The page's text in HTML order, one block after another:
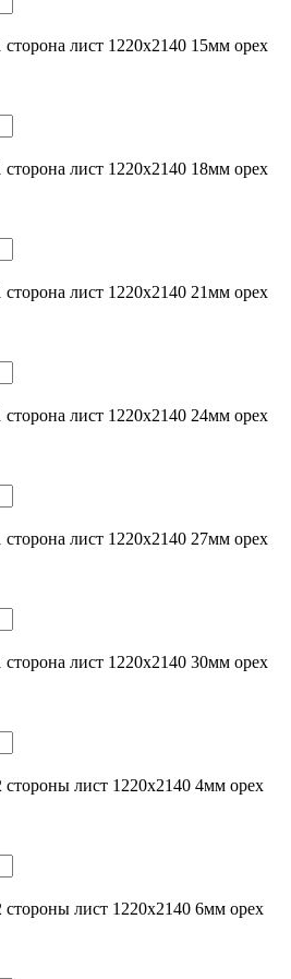
лист 1220х2140 15мм орех
лист 1220х2140 18мм орех
лист 1220х2140 21мм орех
лист 1220х2140 24мм орех
лист 1220х2140 27мм орех
лист 1220х2140 30мм орех
лист 1220х2140 4мм орех
лист 1220х2140 6мм орех